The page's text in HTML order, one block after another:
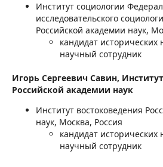
Институт социологии
исследовательского
Российской академии наук,
кандидат исторических
научный сотрудник
Игорь Сергеевич Савин,
Российской академии наук
Институт востоковедения
наук, Москва, Россия
кандидат исторических
научный сотрудник